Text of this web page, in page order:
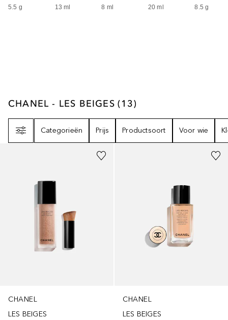
5.5 g 13 ml 8 ml 20 ml 8.5 g
CHANEL - LES BEIGES 13
CHANEL - LES BEIGES (13)
Categorieën
Prijs Productsoort Voor wie
CHANEL
LES BEIGES
+
CHANEL
LES BEIGES
+17